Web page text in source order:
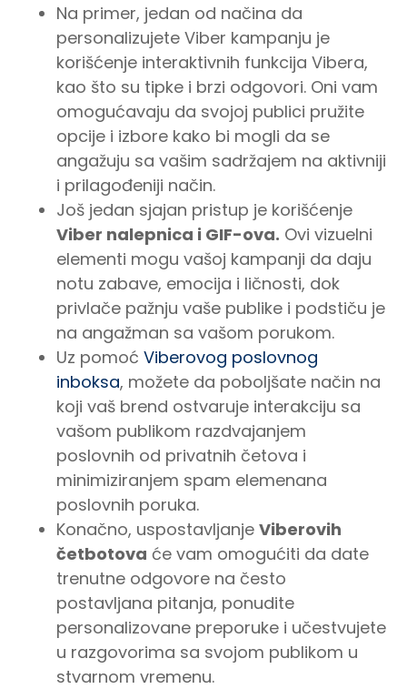
Na primer, jedan od načina da
personalizujete Viber kampanju je
korišćenje interaktivnih funkcija Vibera,
kao što su tipke i brzi odgovori. Oni vam
omogućavaju da svojoj publici pružite
opcije i izbore kako bi mogli da se
angažuju sa vašim sadržajem na aktivniji
i prilagođeniji način.
Još jedan sjajan pristup je korišćenje
Viber nalepnica i GIF-ova. Ovi vizuelni
elementi mogu vašoj kampanji da daju
notu zabave, emocija i ličnosti, dok
privlače pažnju vaše publike i podstiču je
na angažman sa vašom porukom.
Uz pomoćViberovog poslovnog
inboksa, možete da poboljšate način na
koji vaš brend ostvaruje interakciju sa
vašom publikom razdvajanjem
poslovnih od privatnih četova i
minimiziranjem spam elemenana
poslovnih poruka.
Konačno, uspostavljanjeViberovih
četbotova će vam omogućiti da date
trenutne odgovore na često
postavljana pitanja, ponudite
personalizovane preporuke i učestvujete
u razgovorima sa svojom publikom u
stvarnom vremenu.